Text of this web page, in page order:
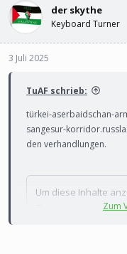
der skythe
Keyboard Turner
3 Juli 2025
TuAF schrieb:
türkei-aserbaidschan-
sangesur-
den verhandlungen.
Um diese Inhalte
Zustimmung zumZum